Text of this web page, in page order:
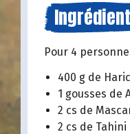
Pour 4
400 g de
1 gousses de
2 cs de
2 cs de Tahini